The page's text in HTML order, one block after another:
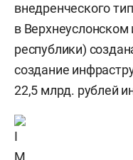
внедренческого
в
республики)
создание
22,5 млрд. рублей